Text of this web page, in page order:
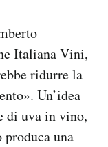
Italiana Vini,
ridurre la
Un’idea
di uva in vino,
una